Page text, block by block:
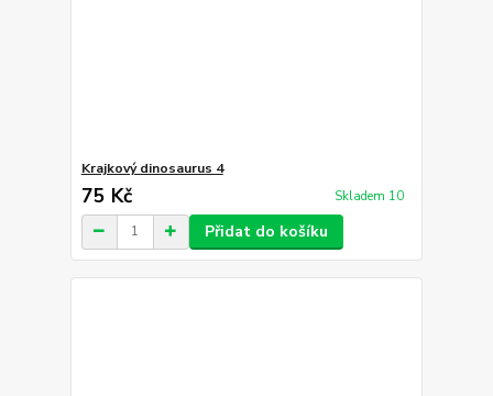
Krajkový dinosaurus 4
75 Kč Skladem 10
Přidat do košíku